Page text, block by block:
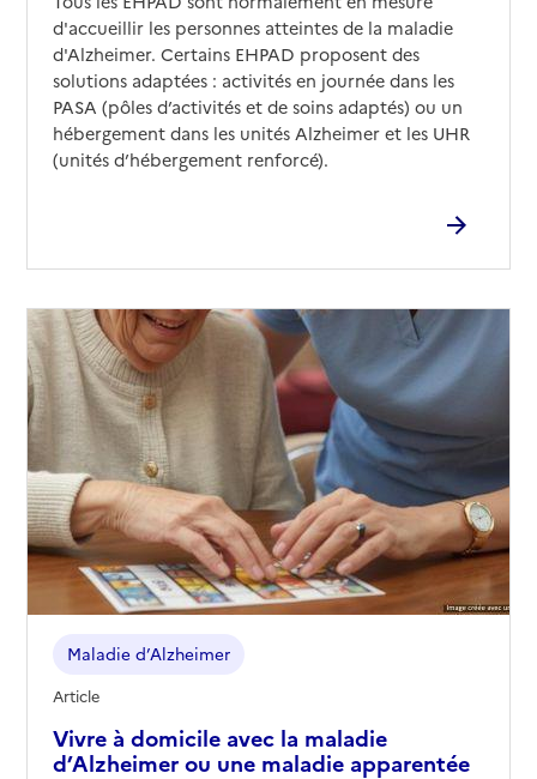
d'accueillir les personnes atteintes de la maladie
d'Alzheimer. Certains EHPAD proposent des
solutions adaptées : activités en journée dans les
PASA (pôles d’activités et de soins adaptés) ou un
hébergement dans les unités Alzheimer et les UHR
(unités d’hébergement renforcé).
Vivre à domicile avec la maladie
d’Alzheimer ou une maladie apparentée
Maladie d’Alzheimer
Article